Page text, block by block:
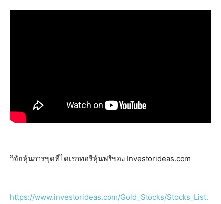
วิจัยหุ้นการขุดที่ไดเรกทอรีหุ้นฟรีของ Investorideas.com
https://www.investorideas.com/Gold_Stocks/Stocks_List.